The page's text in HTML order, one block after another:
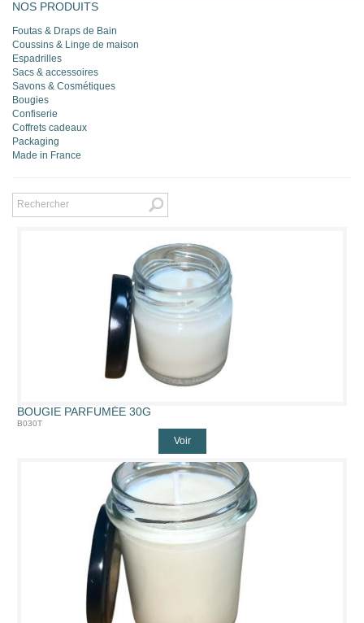
NOS PRODUITS
Foutas & Draps de Bain
Coussins & Linge de maison
Espadrilles
Sacs & accessoires
Savons & Cosmétiques
Bougies
Confiserie
Coffrets cadeaux
Packaging
Made in France
BOUGIE PARFUMÉE 30G
B030T
Voir